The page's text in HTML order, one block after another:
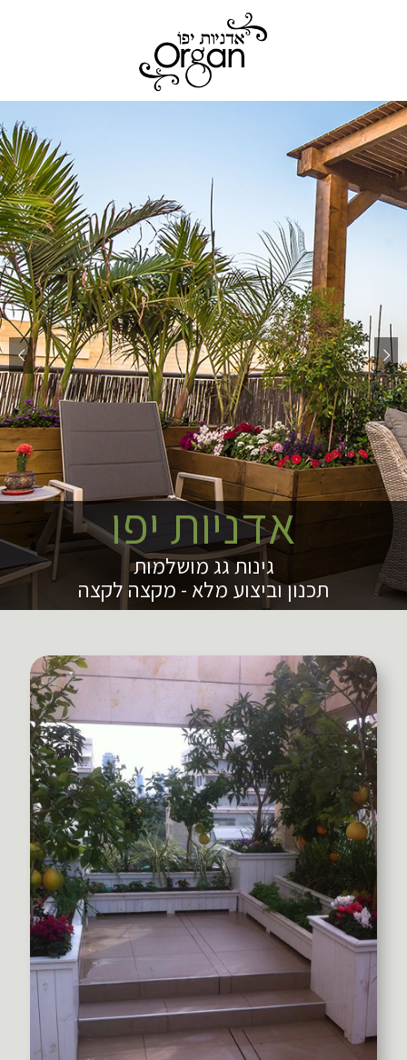
גינות גג מושלמות
תכנון וביצוע מלא - מקצה לקצה
אדניות יפו